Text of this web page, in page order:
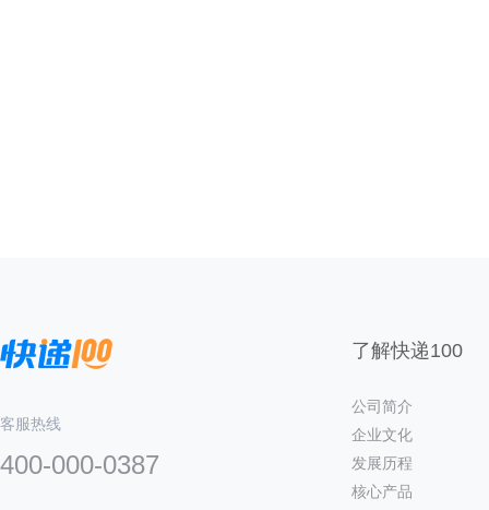
客服热线
400-000-0387
了解快递100
公司简介
企业文化
发展历程
核心产品